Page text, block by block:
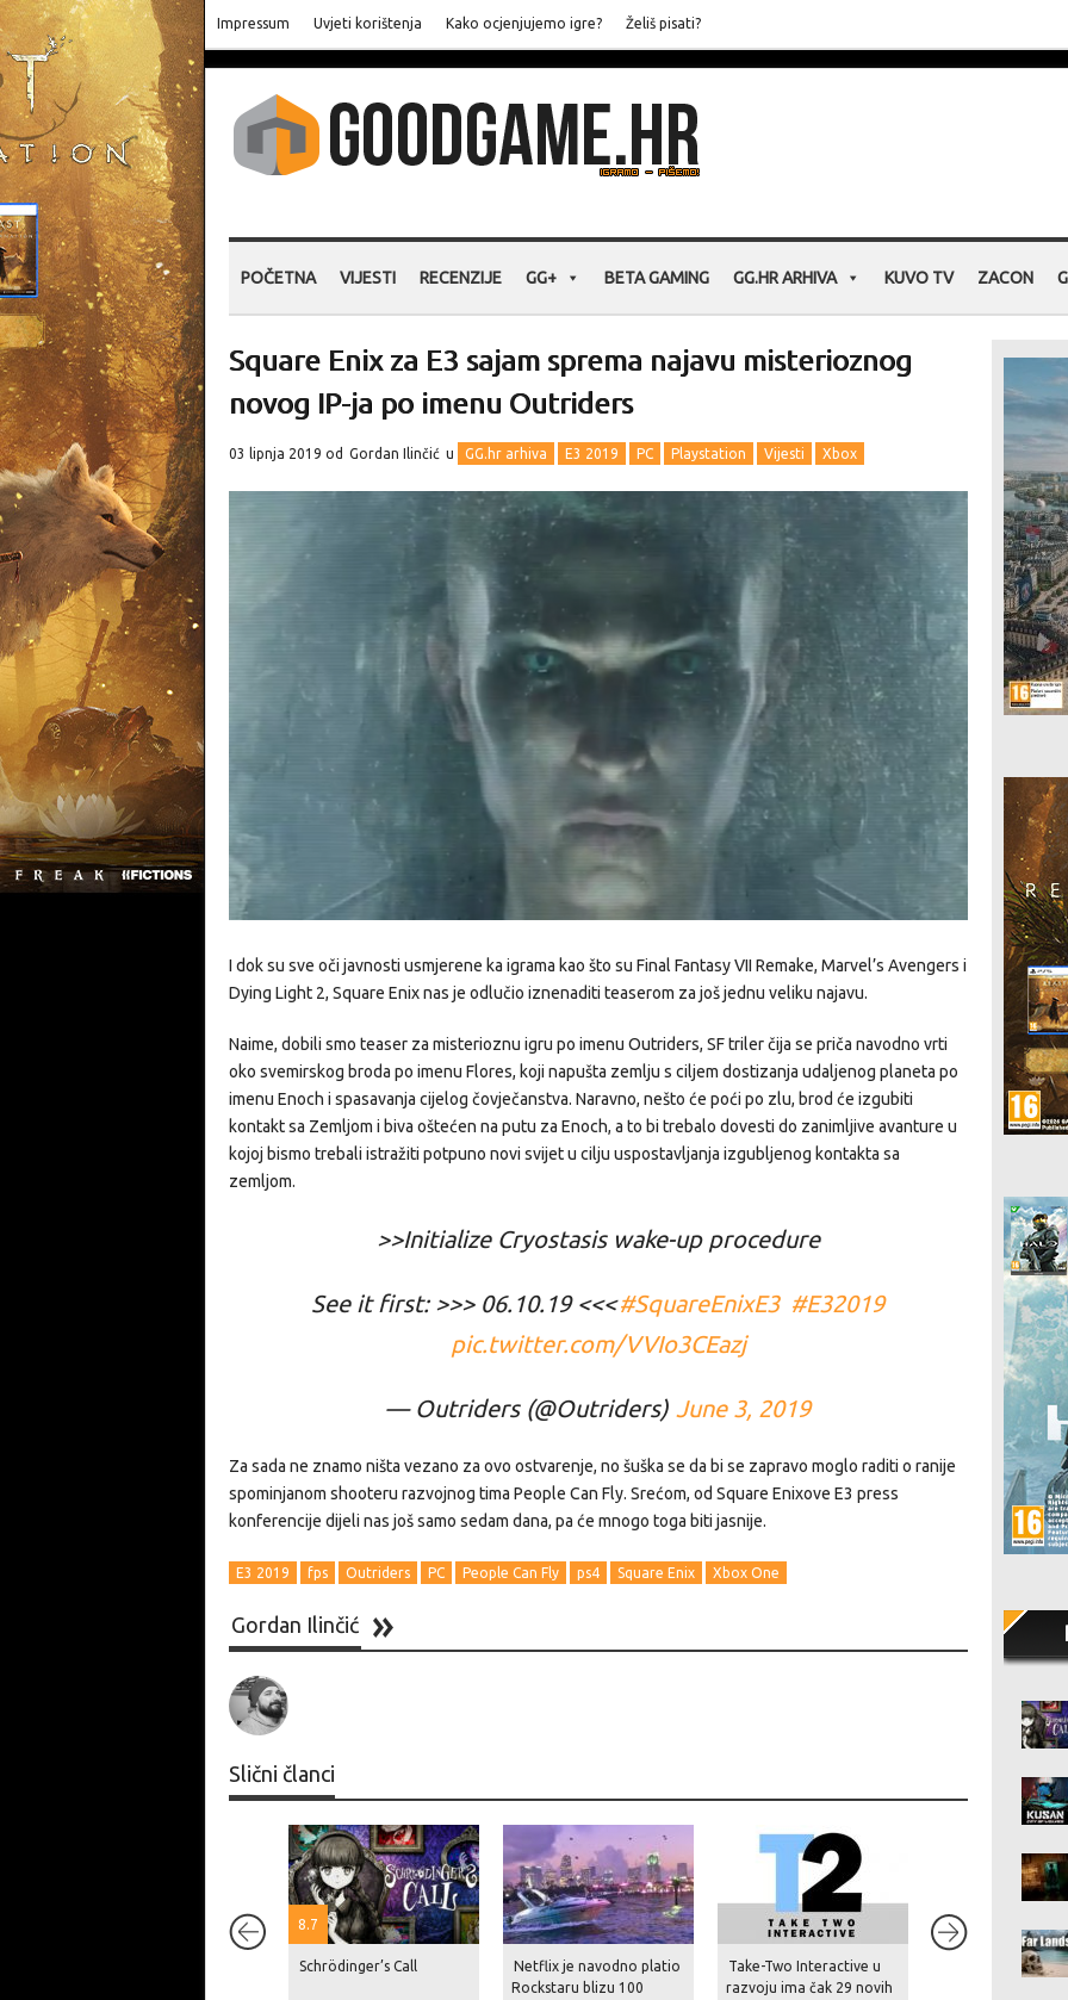
Impressum Uvjeti korištenja Kako ocjenjujemo igre? Želiš pisati?
POČETNA VIJESTI RECENZIJE GG+ BETA GAMING GG.HR ARHIVA KUVO TV ZACON
Square Enix za E3 sajam sprema najavu misterioznog
novog IP-ja po imenu Outriders
03 lipnja 2019 od Gordan Ilinčić u GG.hr arhiva E3 2019 PC Playstation Vijesti Xbox
I dok su sve oči javnosti usmjerene ka igrama kao što su Final Fantasy VII Remake, Marvel’s Avengers i
Dying Light 2, Square Enix nas je odlučio iznenaditi teaserom za još jednu veliku najavu.
Naime, dobili smo teaser za misterioznu igru po imenu Outriders, SF triler čija se priča navodno vrti
oko svemirskog broda po imenu Flores, koji napušta zemlju s ciljem dostizanja udaljenog planeta po
imenu Enoch i spasavanja cijelog čovječanstva. Naravno, nešto će poći po zlu, brod će izgubiti
kontakt sa Zemljom i biva oštećen na putu za Enoch, a to bi trebalo dovesti do zanimljive avanture u
kojoj bismo trebali istražiti potpuno novi svijet u cilju uspostavljanja izgubljenog kontakta sa
zemljom.
>>Initialize Cryostasis wake-up procedure
See it first: >>> 06.10.19 <<<#SquareEnixE3 #E32019
pic.twitter.com/VVIo3CEazj
— Outriders (@Outriders) June 3, 2019
Za sada ne znamo ništa vezano za ovo ostvarenje, no šuška se da bi se zapravo moglo raditi o ranije
spominjanom shooteru razvojnog tima People Can Fly. Srećom, od Square Enixove E3 press
konferencije dijeli nas još samo sedam dana, pa će mnogo toga biti jasnije.
E3 2019 fps Outriders PC People Can Fly ps4 Square Enix Xbox One
Gordan Ilinčić
Slični članci
8.7
Schrödinger’s Call
Netflix je navodno platio
Rockstaru blizu 100
Take-Two Interactive u
razvoju ima čak 29 novih
8.5
Kusan: City of